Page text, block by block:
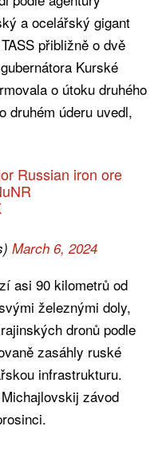
a ocelářský gigant
přibližně o dvě
Kurské
o útoku druhého
druhém úderu uvedl,
Russian iron ore
March 6, 2024
asi 90 kilometrů od
železnými doly,
dronů podle
zasáhly ruské
infrastrukturu.
závod